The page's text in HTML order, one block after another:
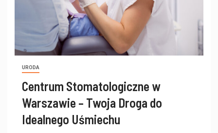
URODA
Centrum Stomatologiczne w
Warszawie – Twoja Droga do
Idealnego Uśmiechu